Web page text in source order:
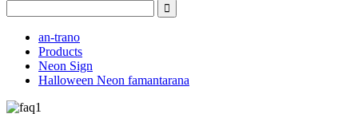
an-trano
Products
Neon Sign
Halloween Neon famantarana